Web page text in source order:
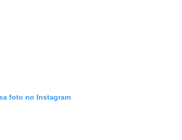
foto no Instagram